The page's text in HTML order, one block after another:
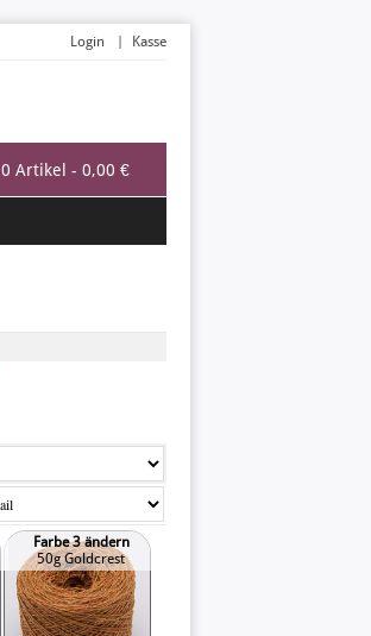
0 Artikel - 0,00 €
Login Kasse
Farbe 3 ändern
50g Goldcrest